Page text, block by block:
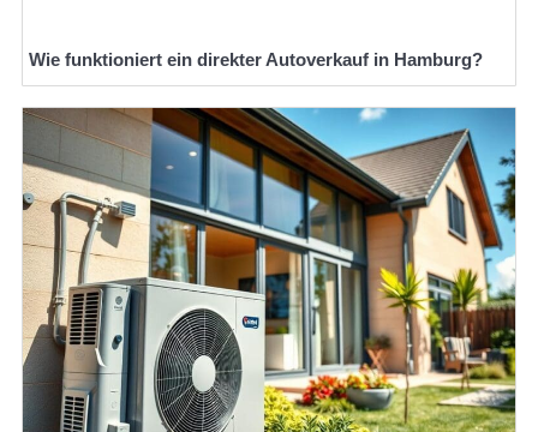
Wie funktioniert ein direkter Autoverkauf in Hamburg?